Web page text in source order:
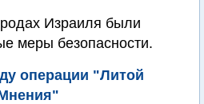
Израиля были
меры безопасности.
операции "Литой